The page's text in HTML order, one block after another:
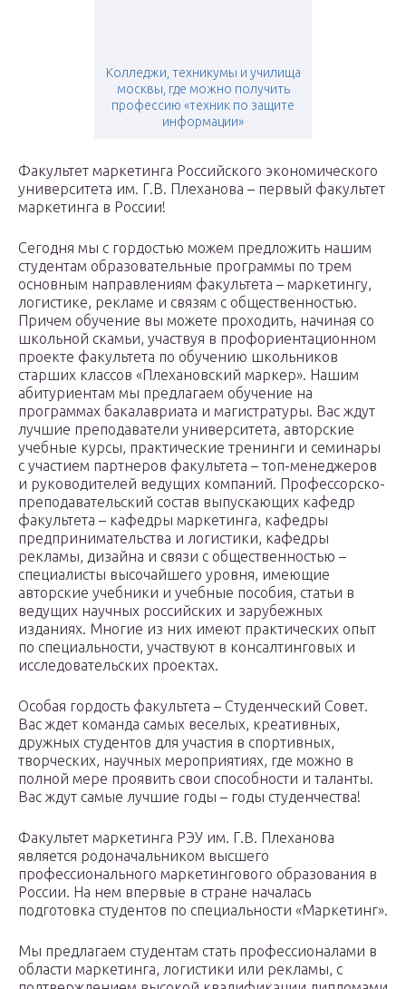
Колледжи, техникумы и училища
москвы, где можно получить
профессию «техник по защите
информации»
Факультет маркетинга Российского экономического
университета им. Г.В. Плеханова – первый факультет
маркетинга в России!
Сегодня мы с гордостью можем предложить нашим
студентам образовательные программы по трем
основным направлениям факультета – маркетингу,
логистике, рекламе и связям с общественностью.
Причем обучение вы можете проходить, начиная со
школьной скамьи, участвуя в профориентационном
проекте факультета по обучению школьников
старших классов «Плехановский маркер». Нашим
абитуриентам мы предлагаем обучение на
программах бакалавриата и магистратуры. Вас ждут
лучшие преподаватели университета, авторские
учебные курсы, практические тренинги и семинары
с участием партнеров факультета – топ-менеджеров
и руководителей ведущих​ компаний. Профессорско-
преподавательский состав выпускающих кафедр
факультета – кафедры маркетинга, кафедры
предпринимательства и логистики, кафедры
рекламы, дизайна и связи с общественностью –
специалисты высочайшего уровня, имеющие
авторские учебники и учебные пособия, статьи в
ведущих научных российских и зарубежных
изданиях. Многие из них имеют практических опыт
по специальности, участвуют в консалтинговых и
исследовательских проектах.
Особая гордость факультета – Студенческий Совет.
Вас ждет команда самых веселых, креативных,
дружных студентов для участия в спортивных,
творческих, научных мероприятиях, где можно в
полной мере проявить свои способности и таланты.
Вас ждут самые лучшие годы – годы студенчества!
Факультет маркетинга РЭУ им. Г.В. Плеханова
является родоначальником высшего
профессионального маркетингового образования в
России. На нем впервые в стране началась
подготовка студентов по специальности «Маркетинг».​
Мы предлагаем студентам стать профессионалами в
области маркетинга, логистики или рекламы, с